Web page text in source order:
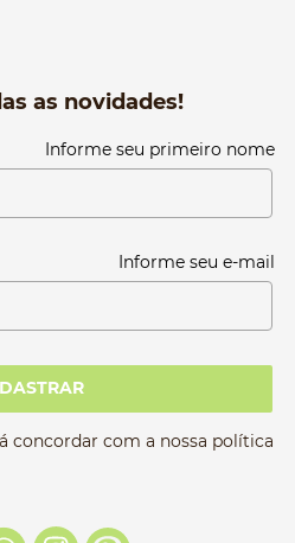
as novidades!
Informe seu primeiro nome
Informe seu e-mail
concordar com a nossa política